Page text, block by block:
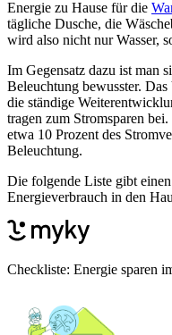
Energie zu Hause für die
tägliche Dusche, die
wird also nicht nur Wasser,
Im Gegensatz dazu ist man
Beleuchtung bewusster.
die ständige
tragen zum Stromsparen
etwa 10 Prozent des
Beleuchtung.
Die folgende Liste gibt
Energieverbrauch in den
Checkliste: Energie sparen